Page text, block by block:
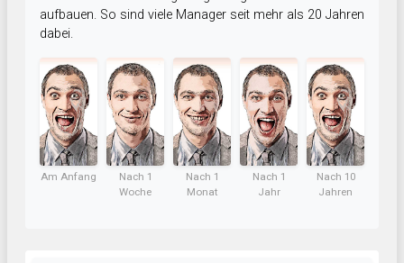
aufbauen. So sind viele Manager seit mehr als 20 Jahren
dabei.
Am Anfang
Nach 1
Woche
Nach 1
Monat
Nach 1
Jahr
Nach 10
Jahren